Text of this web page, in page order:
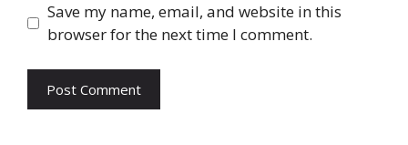
Save my name, email, and website in this
browser for the next time I comment.